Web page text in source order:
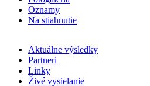
Oznamy
Na stiahnutie
Aktuálne výsledky
Partneri
Linky
Živé vysielanie